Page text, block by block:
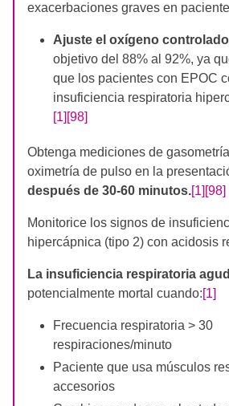
exacerbaciones graves en
Ajuste el oxígeno controlado
objetivo del 88% al 92%, ya
que los pacientes con EPOC
insuficiencia respiratoria
[1] [98]
Obtenga mediciones de
oximetría de pulso en la
después de 30-60 minutos.[1] [98]
Monitorice los signos de
hipercápnica (tipo 2) con acidosis
La insuficiencia respiratoria
potencialmente mortal cuando:[1]
Frecuencia respiratoria > 30
respiraciones/minuto
Paciente que usa músculos
accesorios